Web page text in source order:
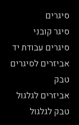
סיגרים
סיגר קובני
סיגרים עבודת יד
אביזרים לסיגרים
טבק
אביזרים לגלגול
טבק לגלגול